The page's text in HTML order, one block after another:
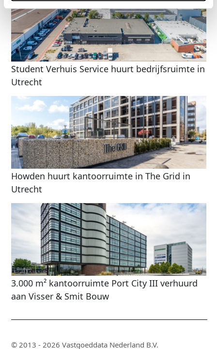
Student Verhuis Service huurt bedrijfsruimte in
Utrecht
Howden huurt kantoorruimte in The Grid in
Utrecht
3.000 m² kantoorruimte Port City III verhuurd
aan Visser & Smit Bouw
© 2013 - 2026 Vastgoeddata Nederland B.V.